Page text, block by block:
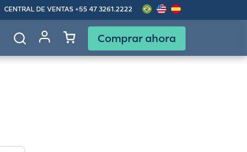
CENTRAL DE VENTAS +55 47 3261.2222
Comprar ahora